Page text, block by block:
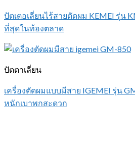
ปัตเตอเลี่ยนไร้สายตัดผม KEMEI รุ่น
ที่สุดในท้องตลาด
ปัตตาเลี่ยน
เครื่องตัดผมแบบมีสาย IGEMEI รุ่น
หนักเบาพกสะดวก